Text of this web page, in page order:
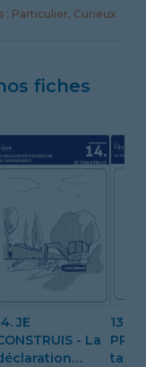
: Particulier, Curieux
fiches
JE
- La
13.
taxe